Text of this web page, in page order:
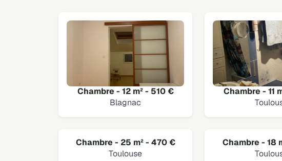
Chambre - 12 m² - 510 €
Blagnac
Chambre - 11
Chambre - 25 m² - 470 €
Toulouse
Chambre - 18